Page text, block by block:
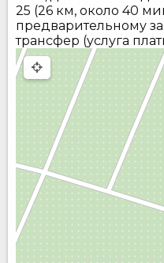
25 (26 км, около 40
предварительному
трансфер (услуга